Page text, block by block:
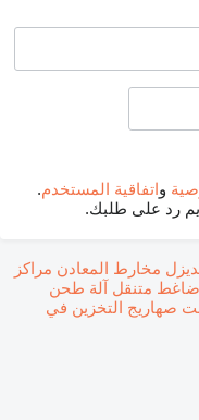
واتفاقية المستخدم.
رد على طلبك.
مخارط المعادن مراكز
ضاغط متنقل آلة طحن
صهاريج التخزين في